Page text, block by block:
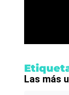
Las más